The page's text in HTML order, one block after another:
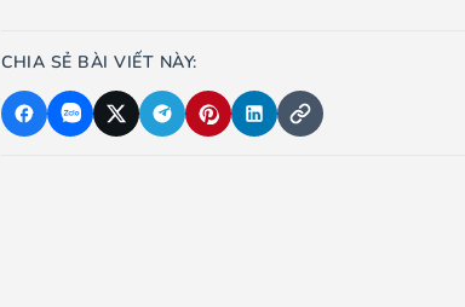
CHIA SẺ BÀI VIẾT NÀY: